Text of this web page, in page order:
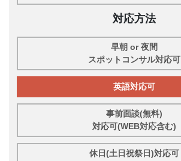
対応方法
早朝 or 夜間
スポットコンサル対応可
英語対応可
事前面談(無料)
対応可(WEB対応含む)
休日(土日祝祭日)対応可